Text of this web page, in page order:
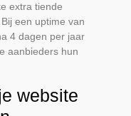
extra tiende
een uptime van
4 dagen per jaar
aanbieders hun
website